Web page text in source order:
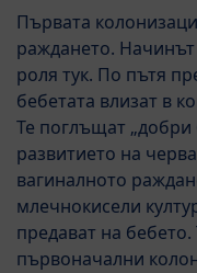
Първата
раждането.
роля тук. По пътя
бебетата влизат в
Те поглъщат „добри
развитието на
вагиналното
млечнокисели
предават на
първоначални